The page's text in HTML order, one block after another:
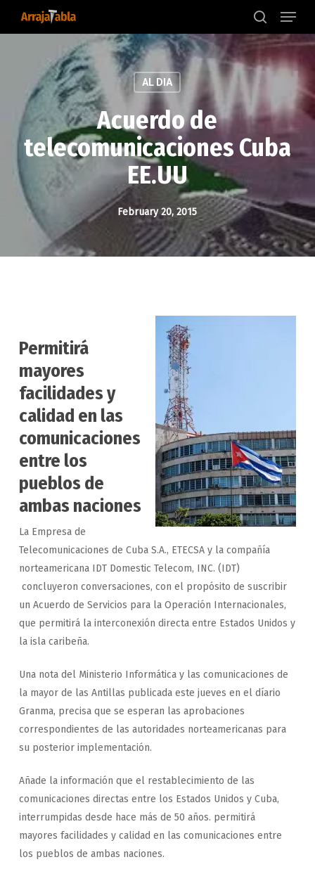
search
Menu
AL DIA
Acuerdo de
telecomunicaciones Cuba
EE.UU
February 20, 2015
Permitirá
mayores
facilidades y
calidad en las
comunicaciones
entre los
pueblos de
ambas naciones
La Empresa de
Telecomunicaciones de Cuba S.A., ETECSA y la compañía
norteamericana IDT Domestic Telecom, INC. (IDT)
concluyeron conversaciones, con el propósito de suscribir
un Acuerdo de Servicios para la Operación Internacionales,
que permitirá la interconexión directa entre Estados Unidos y
la isla caribeña.
Una nota del Ministerio Informática y las comunicaciones de
la mayor de las Antillas publicada este jueves en el díario
Granma, precisa que se esperan las aprobaciones
correspondientes de las autoridades norteamericanas para
su posterior implementación.
Añade la información que el restablecimiento de las
comunicaciones directas entre los Estados Unidos y Cuba,
interrumpidas desde hace más de 50 años. permitirá
mayores facilidades y calidad en las comunicaciones entre
los pueblos de ambas naciones.